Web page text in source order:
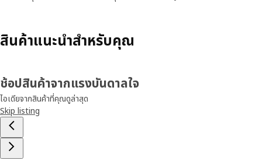
สินค้าแนะนำสำหรับคุณ
ช้อปสินค้าจากแรงบันดาลใจ
ไอเดียจากสินค้าที่คุณดูล่าสุด
Skip listing